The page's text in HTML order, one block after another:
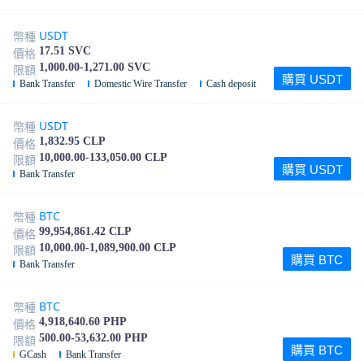
幣種 USDT
價格 17.51 SVC
限額 1,000.00-1,271.00 SVC
Bank Transfer Domestic Wire Transfer Cash deposit 購買 USDT
幣種 USDT
價格 1,832.95 CLP
限額 10,000.00-133,050.00 CLP
Bank Transfer 購買 USDT
幣種 BTC
價格 99,954,861.42 CLP
限額 10,000.00-1,089,900.00 CLP
Bank Transfer 購買 BTC
幣種 BTC
價格 4,918,640.60 PHP
限額 500.00-53,632.00 PHP
GCash Bank Transfer 購買 BTC